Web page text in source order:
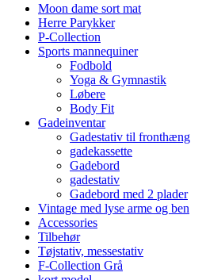
Moon dame sort mat
Herre Parykker
P-Collection
Sports mannequiner
Fodbold
Yoga & Gymnastik
Løbere
Body Fit
Gadeinventar
Gadestativ til fronthæng
gadekassette
Gadebord
gadestativ
Gadebord med 2 plader
Vintage med lyse arme og ben
Accessories
Tilbehør
Tøjstativ, messestativ
F-Collection Grå